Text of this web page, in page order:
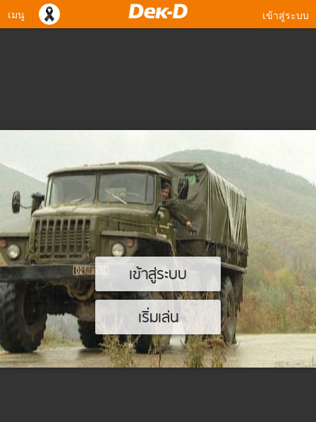
เมนู เข้าสู่ระบบ
เข้าสู่ระบบ
เริ่มเล่น